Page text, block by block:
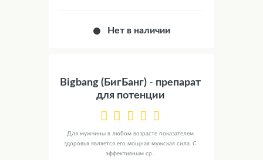
Нет в наличии
Bigbang (БигБанг) - препарат
для потенции
Для мужчины в любом возрасте показателем
здоровья является его мощная мужская сила. С
эффективным ср...